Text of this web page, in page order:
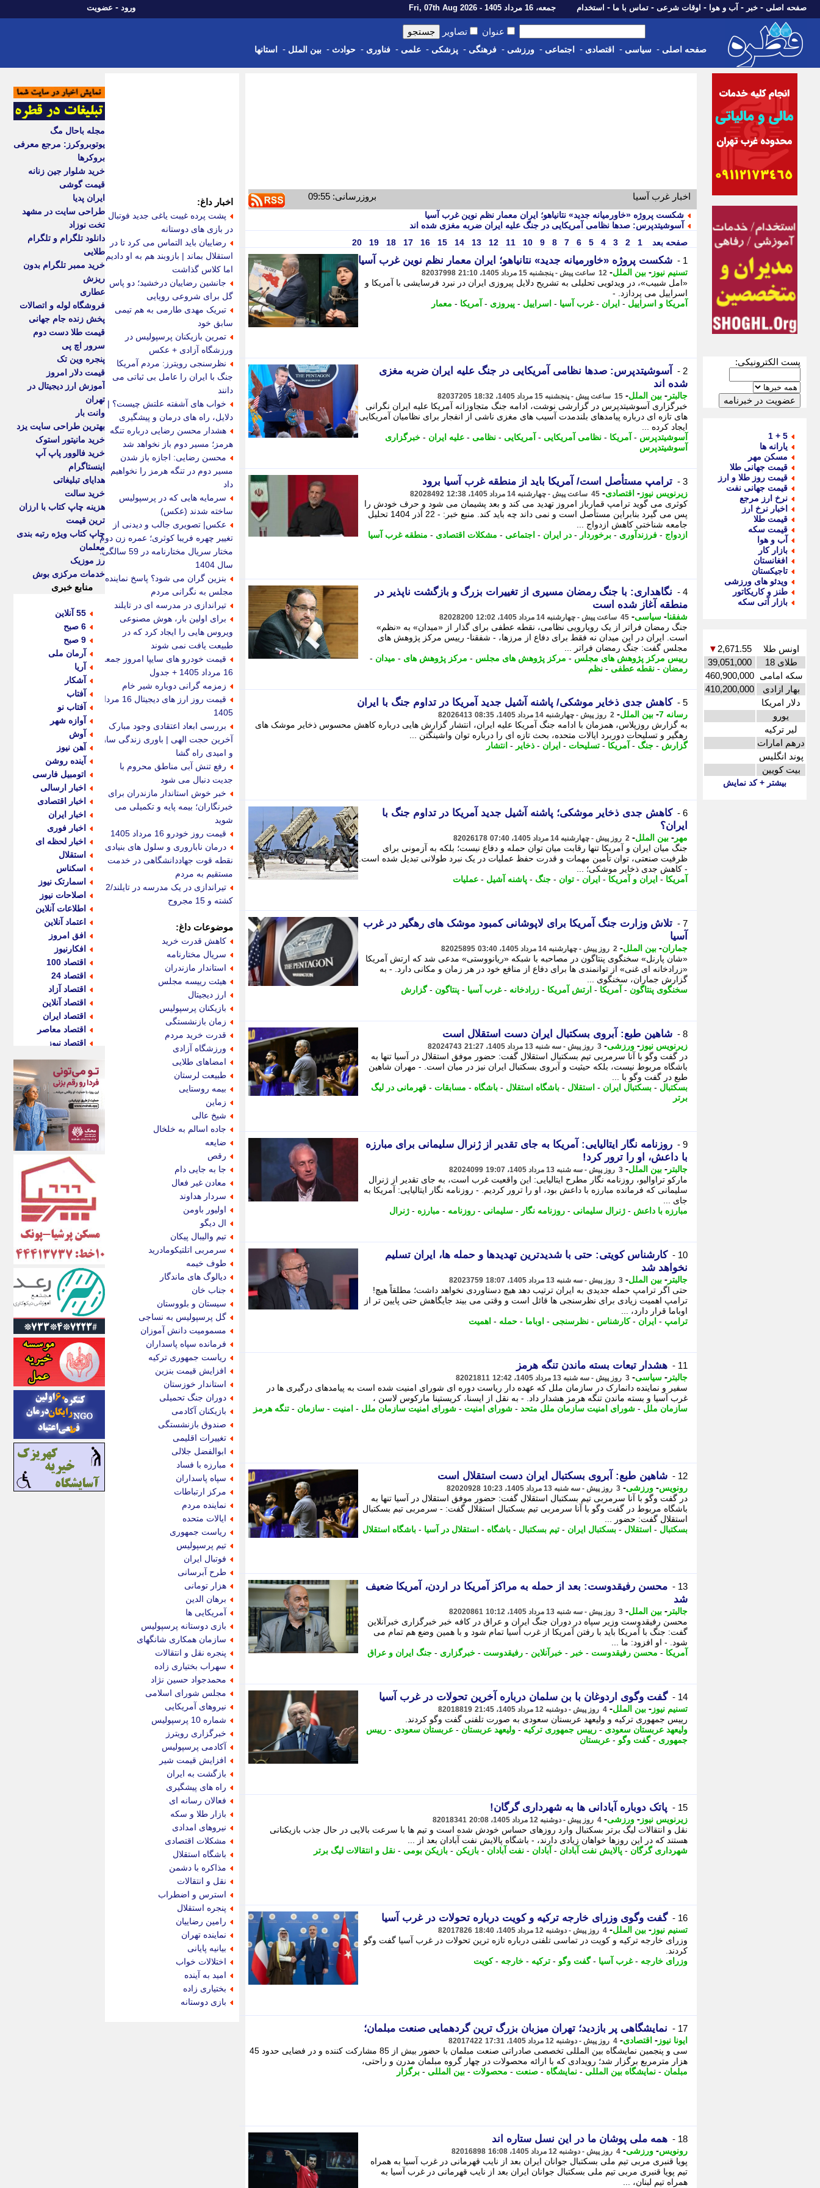
صفحه اصلی - خبر - آب و هوا - اوقات شرعی - تماس با ما - استخدام جمعه، 16 مرداد 1405 - Fri, 07th Aug 2026 ورود - عضویت
عنوان تصاویر
صفحه اصلی - سیاسی - اقتصادی - اجتماعی - ورزشی - فرهنگی - پزشکی - علمی - فناوری - حوادث - بین الملل - استانها
پست الکترونیکی:
5 + 1
یارانه ها
مسکن مهر
قیمت جهانی طلا
قیمت روز طلا و ارز
قیمت جهانی نفت
نرخ ارز مرجع
اخبار نرخ ارز
قیمت طلا
قیمت سکه
آب و هوا
بازار کار
افغانستان
تاجیکستان
ویدئو های ورزشی
طنز و کاریکاتور
بازار آتی سکه
اونس طلا 2,671.55
▼
طلای 18
39,051,000
سکه امامی 460,900,000
بهار ازادی
410,200,000
دلار امریکا
یورو
لیر ترکیه
درهم امارات
پوند انگلیس
بیت کویین
بیشتر + کد نمایش
اخبار غرب آسیا بروزرسانی: 09:55
شکست پروژه «خاورمیانه جدید» نتانیاهو؛ ایران معمار نظم نوین غرب آسیا
آسوشیتدپرس: صدها نظامی آمریکایی در جنگ علیه ایران ضربه مغزی شده اند
صفحه بعد
1
2
3
4
5
6
7
8
9
10
11
12
13
14
15
16
17
18
19
20
1 - شکست پروژه «خاورمیانه جدید» نتانیاهو؛ ایران معمار نظم نوین غرب آسیا
تسنیم نیوز - بین الملل- 12 ساعت پیش - پنجشنبه 15 مرداد 1405، 21:10 82037998
«امل شبیب»، در ویدئویی تحلیلی به تشریح دلایل پیروزی ایران در نبرد فرسایشی با آمریکا و
اسراییل می پردازد. -
آمریکا و اسراییل - ایران -غرب آسیا - اسراییل - پیروزی - آمریکا - معمار
2 -
آسوشیتدپرس: صدها نظامی آمریکایی در جنگ علیه ایران ضربه مغزی
شده اند
جالبتر - بین الملل- 15 ساعت پیش - پنجشنبه 15 مرداد 1405، 18:32 82037205
خبرگزاری آسوشیتدپرس در گزارشی نوشت، ادامه جنگ متجاوزانه آمریکا علیه ایران نگرانی
های تازه ای درباره پیامدهای بلندمدت آسیب های مغزی ناشی از انفجار برای نظامیان آمریکایی
ایجاد کرده ...
آسوشیتدپرس - آمریکا - نظامی آمریکایی - آمریکایی - نظامی - علیه ایران - خبرگزاری
آسوشیتدپرس
3 - ترامپ مستأصل است/ آمریکا باید از منطقه غرب آسیا برود
زیرنویس نیوز - اقتصادی- 45 ساعت پیش - چهارشنبه 14 مرداد 1405، 12:38 82028492
کوثری می گوید ترامپ قمارباز امروز تهدید می کند و بعد پشیمان می شود و حرف خودش را
پس می گیرد بنابراین مستأصل است و نمی داند چه باید کند. منبع خبر: - 22 آذر 1404 تحلیل
جامعه شناختی کاهش ازدواج ...
ازدواج - فرزندآوری - برخوردار - در ایران - اجتماعی - مشکلات اقتصادی - منطقه غرب آسیا
4 -
نگاهداری: با جنگ رمضان مسیری از تغییرات بزرگ و بازگشت ناپذیر در
منطقه آغاز شده است
شفقنا- سیاسی- 45 ساعت پیش - چهارشنبه 14 مرداد 1405، 12:02 82028200
جنگ رمضان فراتر از یک رویارویی نظامی، نقطه عطفی برای گذار از «میدان» به «نظم»
است. ایران در این میدان نه فقط برای دفاع از مرزها، - شفقنا- رییس مرکز پژوهش های
مجلس گفت: جنگ رمضان فراتر ...
رییس مرکز پژوهش های مجلس - مرکز پژوهش های مجلس - مرکز پژوهش های - میدان -
رمضان - نقطه عطفی - نظم
5 - کاهش جدی ذخایر موشکی/ پاشنه آشیل جدید آمریکا در تداوم جنگ با ایران
رسانه 7 - بین الملل- 2 روز پیش - چهارشنبه 14 مرداد 1405، 08:35 82026413
به گزارش روزپلاس، همزمان با ادامه جنگ آمریکا علیه ایران، انتشار گزارش هایی درباره کاهش محسوس ذخایر موشک های
رهگیر و تسلیحات دوربرد ایالات متحده، بحث تازه ای را درباره توان واشینگتن ...
گزارش - جنگ - آمریکا - تسلیحات - ایران - ذخایر - انتشار
6 -
کاهش جدی ذخایر موشکی؛ پاشنه آشیل جدید آمریکا در تداوم جنگ با
ایران؟
مهر - بین الملل- 2 روز پیش - چهارشنبه 14 مرداد 1405، 07:40 82026178
جنگ میان ایران و آمریکا تنها رقابت میان توان حمله و دفاع نیست؛ بلکه به آزمونی برای
ظرفیت صنعتی، توان تأمین مهمات و قدرت حفظ عملیات در یک نبرد طولانی تبدیل شده است.
- کاهش جدی ذخایر موشکی؛ ...
آمریکا - ایران و آمریکا - ایران - توان - جنگ - پاشنه آشیل - عملیات
7 -
تلاش وزارت جنگ آمریکا برای لاپوشانی کمبود موشک های رهگیر در غرب
آسیا
جماران- بین الملل- 2 روز پیش - چهارشنبه 14 مرداد 1405، 03:40 82025895
«شان پارنل» سخنگوی پنتاگون در مصاحبه با شبکه «ریانووستی» مدعی شد که ارتش آمریکا
«زرادخانه ای غنی» از توانمندی ها برای دفاع از منافع خود در هر زمان و مکانی دارد. - به
گزارش جماران، سخنگوی ...
سخنگوی پنتاگون - آمریکا - ارتش آمریکا - زرادخانه -غرب آسیا - پنتاگون -گزارش
8 - شاهین طبع: آبروی بسکتبال ایران دست استقلال است
زیرنویس نیوز - ورزشی- 3 روز پیش - سه شنبه 13 مرداد 1405، 21:27 82024743
در گفت وگو با آنا سرمربی تیم بسکتبال استقلال گفت: حضور موفق استقلال در آسیا تنها به
باشگاه مربوط نیست، بلکه حیثیت و آبروی بسکتبال ایران نیز در میان است. - مهران شاهین
طبع در گفت وگو با ...
بسکتبال - بسکتبال ایران - استقلال - باشگاه استقلال - باشگاه - مسابقات - قهرمانی در لیگ
برتر
9 -
روزنامه نگار ایتالیایی: آمریکا به جای تقدیر از ژنرال سلیمانی برای مبارزه
با داعش، او را ترور کرد!
جالبتر - بین الملل- 3 روز پیش - سه شنبه 13 مرداد 1405، 19:07 82024099
مارکو تراوالیو، روزنامه نگار مطرح ایتالیایی: این واقعیت غرب است، به جای تقدیر از ژنرال
سلیمانی که فرمانده مبارزه با داعش بود، او را ترور کردیم. - روزنامه نگار ایتالیایی: آمریکا به
جای ...
مبارزه با داعش - ژنرال سلیمانی - روزنامه نگار - سلیمانی - روزنامه - مبارزه - ژنرال
10 -
کارشناس کویتی: حتی با شدیدترین تهدیدها و حمله ها، ایران تسلیم
نخواهد شد
جالبتر - بین الملل- 3 روز پیش - سه شنبه 13 مرداد 1405، 18:07 82023759
حتی اگر ترامپ حمله جدیدی به ایران ترتیب دهد هیچ دستاوردی نخواهد داشت؛ مطلقاً هیچ!
ترامپ اهمیت زیادی برای نظرسنجی ها قائل است و وقتی می بیند جایگاهش حتی پایین تر از
اوباما قرار دارد، ...
ترامپ - ایران -کارشناس - نظرسنجی - اوباما - حمله - اهمیت
11 - هشدار تبعات بسته ماندن تنگه هرمز
جالبتر - سیاسی- 3 روز پیش - سه شنبه 13 مرداد 1405، 12:42 82021811
سفیر و نماینده دانمارک در سازمان ملل که عهده دار ریاست دوره ای شورای امنیت شده است به پیامدهای درگیری ها در
غرب آسیا و بسته ماندن تنگه هرمز هشدار داد. - به نقل از ایسنا، کریستینا مارکوس لاسن ،
سازمان ملل - شورای امنیت سازمان ملل متحد - شورای امنیت - شورای امنیت سازمان ملل - امنیت - سازمان - تنگه هرمز
12 - شاهین طبع: آبروی بسکتبال ایران دست استقلال است
رونویس- ورزشی- 3 روز پیش - سه شنبه 13 مرداد 1405، 10:23 82020928
در گفت وگو با آنا سرمربی تیم بسکتبال استقلال گفت: حضور موفق استقلال در آسیا تنها به
باشگاه مربوط در گفت وگو با آنا سرمربی تیم بسکتبال استقلال گفت: - سرمربی تیم بسکتبال
استقلال گفت: حضور ...
بسکتبال - استقلال - بسکتبال ایران - تیم بسکتبال - باشگاه - استقلال در آسیا - باشگاه استقلال
13 -
محسن رفیقدوست: بعد از حمله به مراکز آمریکا در اردن، آمریکا ضعیف
شد
جالبتر - بین الملل- 3 روز پیش - سه شنبه 13 مرداد 1405، 10:12 82020861
محسن رفیقدوست وزیر سپاه در دوران جنگ ایران و عراق در کافه خبر خبرگزاری خبرآنلاین
گفت: جنگ با آمریکا باید با رفتن آمریکا از غرب آسیا تمام شود و با همین وضع هم تمام می
شود. - او افزود: ما ...
آمریکا - محسن رفیقدوست - خبر - خبرآنلاین - رفیقدوست - خبرگزاری - جنگ ایران و عراق
14 - گفت وگوی اردوغان با بن سلمان درباره آخرین تحولات در غرب آسیا
تسنیم نیوز - بین الملل- 4 روز پیش - دوشنبه 12 مرداد 1405، 21:45 82018819
رییس جمهوری ترکیه و ولیعهد عربستان سعودی به صورت تلفنی گفت وگو کردند.
ولیعهد عربستان سعودی - رییس جمهوری ترکیه - ولیعهد عربستان - عربستان سعودی - رییس
جمهوری -گفت وگو - عربستان
15 - پاتک دوباره آبادانی ها به شهرداری گرگان!
زیرنویس نیوز - ورزشی- 4 روز پیش - دوشنبه 12 مرداد 1405، 20:08 82018341
نقل و انتقالات لیگ برتر بسکتبال وارد روزهای حساس خودش شده است و تیم ها با سرعت بالایی در حال جذب بازیکنانی
هستند که در این روزها خواهان زیادی دارند، - باشگاه پالایش نفت آبادان بعد از ...
شهرداری گرگان - پالایش نفت آبادان - آبادان - نفت آبادان - بازیکن - بازیکن بومی - نقل و انتقالات لیگ برتر
16 - گفت وگوی وزرای خارجه ترکیه و کویت درباره تحولات در غرب آسیا
تسنیم نیوز - بین الملل- 4 روز پیش - دوشنبه 12 مرداد 1405، 18:40 82017826
وزرای خارجه ترکیه و کویت در تماسی تلفنی درباره تازه ترین تحولات در غرب آسیا گفت وگو
کردند.
وزرای خارجه -غرب آسیا -گفت وگو - ترکیه - خارجه -کویت
17 - نمایشگاهی پر بازدید؛ تهران میزبان بزرگ ترین گردهمایی صنعت مبلمان؛
ایونا نیوز - اقتصادی- 4 روز پیش - دوشنبه 12 مرداد 1405، 17:31 82017422
سی و پنجمین نمایشگاه بین المللی تخصصی صادراتی صنعت مبلمان با حضور بیش از 85 مشارکت کننده و در فضایی حدود 45
هزار مترمربع برگزار شد؛ رویدادی که با ارائه محصولات در چهار گروه مبلمان مدرن و راحتی،
مبلمان - نمایشگاه بین المللی - نمایشگاه - صنعت - محصولات - بین المللی - برگزار
18 - همه ملی پوشان ما در این نسل ستاره اند
رونویس- ورزشی- 4 روز پیش - دوشنبه 12 مرداد 1405، 16:08 82016898
پویا قنبری مربی تیم ملی بسکتبال جوانان ایران بعد از نایب قهرمانی در غرب آسیا به همراه
تیم پویا قنبری مربی تیم ملی بسکتبال جوانان ایران بعد از نایب قهرمانی در غرب آسیا به
همراه تیم لبنان، ...
اخبار داغ:
پشت پرده غیبت یاغی جدید فوتبال
در بازی های دوستانه
رضاییان باید التماس می کرد تا در
استقلال بماند | بازوبند هم به او دادیم
اما کلاس گذاشت
جانشین رضاییان درخشید؛ دو پاس
گل برای شروعی رویایی
تبریک مهدی طارمی به هم تیمی
سابق خود
تمرین بازیکنان پرسپولیس در
ورزشگاه آزادی + عکس
نظرسنجی رویترز: مردم آمریکا
جنگ با ایران را عامل بی ثباتی می
دانند
خواب های آشفته علتش چیست؟ |
دلایل، راه های درمان و پیشگیری
هشدار محسن رضایی درباره تنگه
هرمز؛ مسیر دوم باز نخواهد شد
محسن رضایی: اجازه باز شدن
مسیر دوم در تنگه هرمز را نخواهیم
داد
سرمایه هایی که در پرسپولیس
ساخته شدند (عکس)
عکس| تصویری جالب و دیدنی از
تغییر چهره فریبا کوثری؛ عمره زن دوم
مختار سریال مختارنامه در 59 سالگی؛
سال 1404
بنزین گران می شود؟ پاسخ نماینده
مجلس به نگرانی مردم
تیراندازی در مدرسه ای در تایلند
برای اولین بار، هوش مصنوعی
ویروس هایی را ایجاد کرد که در
طبیعت یافت نمی شوند
قیمت خودرو های سایپا امروز جمعه
16 مرداد 1405 + جدول
زمزمه گرانی دوباره شیر خام
قیمت روز ارز های دیجیتال 16 مرداد
1405
بررسی ابعاد اعتقادی وجود مبارک
آخرین حجت الهی | باوری زندگی ساز
و امیدی راه گشا
رفع تنش آبی مناطق محروم با
جدیت دنبال می شود
خبر خوش استاندار مازندران برای
خبرنگاران؛ بیمه پایه و تکمیلی می
شوید
قیمت روز خودرو 16 مرداد 1405
درمان ناباروری و سلول های بنیادی،
نقطه قوت جهاددانشگاهی در خدمت
مستقیم به مردم
تیراندازی در یک مدرسه در تایلند/2
کشته و 15 مجروح
موضوعات داغ:
کاهش قدرت خرید
سریال مختارنامه
استاندار مازندران
هیئت رییسه مجلس
ارز دیجیتال
بازیکنان پرسپولیس
زمان بازنشستگی
قدرت خرید مردم
ورزشگاه آزادی
امضاهای طلایی
طبیعت لرستان
بیمه روستایی
زماین
شیخ عالی
جاده اسالم به خلخال
ضایعه
رقص
جا به جایی دام
معادن غیر فعال
سردار هداوند
اولیور باومن
ال دیگو
تیم والیبال پیکان
سرمربی اتلتیکومادرید
طوف خیمه
دیالوگ های ماندگار
جناب خان
سیستان و بلووستان
گل پرسپولیس به نساجی
مسمومیت دانش آموزان
فرمانده سپاه پاسداران
ریاست جمهوری ترکیه
افزایش قیمت بنزین
استاندار خوزستان
دوران جنگ تحمیلی
بازیکنان آکادمی
صندوق بازنشستگی
تغییرات اقلیمی
ابوالفضل جلالی
مبارزه با فساد
سپاه پاسداران
مرکز ارتباطات
نماینده مردم
ایالات متحده
ریاست جمهوری
تیم پرسپولیس
فوتبال ایران
طرح آبرسانی
هزار تومانی
برهان الدین
آمریکایی ها
بازی دوستانه پرسپولیس
سازمان همکاری شانگهای
پنجره نقل و انتقالات
سهراب بختیاری زاده
محمدجواد حسین نژاد
مجلس شورای اسلامی
نیروهای آمریکایی
شماره 10 پرسپولیس
خبرگزاری رویترز
آکادمی پرسپولیس
افزایش قیمت شیر
بازگشت به ایران
راه های پیشگیری
فعالان رسانه ای
بازار طلا و سکه
نیروهای امدادی
مشکلات اقتصادی
باشگاه استقلال
مذاکره با دشمن
نقل و انتقالات
استرس و اضطراب
پنجره استقلال
رامین رضاییان
نماینده تهران
بیانیه پایانی
اختلالات خواب
امید به آینده
بختیاری زاده
بازی دوستانه
مجله باحال مگ
یوتوبروکرز: مرجع معرفی
بروکرها
خرید شلوار جین زنانه
قیمت گوشی
ایران پدیا
طراحی سایت در مشهد
تخت نوزاد
دانلود تلگرام و تلگرام
طلایی
خرید ممبر تلگرام بدون
ریزش
عطاری
فروشگاه لوله و اتصالات
پخش زنده جام جهانی
قیمت طلا دست دوم
سرور اچ پی
پنجره وین تک
قیمت دلار امروز
آموزش ارز دیجیتال در
تهران
وانت بار
بهترین طراحی سایت یزد
خرید مانیتور استوک
خرید فالوور پاپ آپ
اینستاگرام
هدایای تبلیغاتی
خرید سالت
هزینه چاپ کتاب با ارزان
ترین قیمت
چاپ کتاب ویژه رتبه بندی
معلمان
رز موزیک
خدمات مرکزی بوش
منابع خبری
55 آنلاین
6 صبح
9 صبح
آرمان ملی
آریا
آشکار
آفتاب
آفتاب نو
آوازه شهر
آوش
آهن نیوز
آینده روشن
اتومبیل فارسی
اخبار ارسالی
اخبار اقتصادی
اخبار ایران
اخبار فوری
اخبار لحظه ای
استقلال
اسکناس
اسمارتک نیوز
اصلاحات نیوز
اطلاعات آنلاین
اعتماد آنلاین
افق امروز
افکارنیوز
اقتصاد 100
اقتصاد 24
اقتصاد آزاد
اقتصاد آنلاین
اقتصاد ایران
اقتصاد معاصر
اقتصاد نیوز
اکوفارس
اکونگار
اکونیوز
الف
انتشار آنلاین
اندیشه قرن
اندیشه معاصر
اندیشه ها
انرژی پرس
ای استخدام
ایتنا
ایراف
ایران آرت
ایران آنلاین
ایران زندگی
ایران فوری
ایرانی روز
ایرانیتال
ایرنا
ایسکانیوز
ایسنا
ایکنا
ایلنا
اینتیتر
ایونا نیوز
بازتاب آنلاین
باشگاه خبرنگاران
باغستان نیوز
بامبوک
ببین و بخون
بدینسان
بنکر